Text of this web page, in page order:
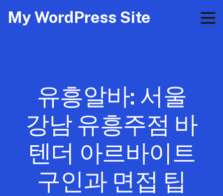
My WordPress Site
유흥알바: 서울
강남 유흥주점 바
텐더 아르바이트
구인과 면접 팁